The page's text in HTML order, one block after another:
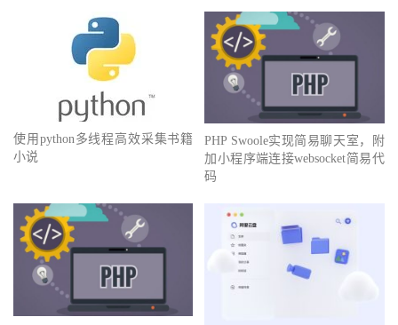
使用python多线程高效采集书籍
小说
PHP Swoole实现简易聊天室，附
加小程序端连接websocket简易代
码